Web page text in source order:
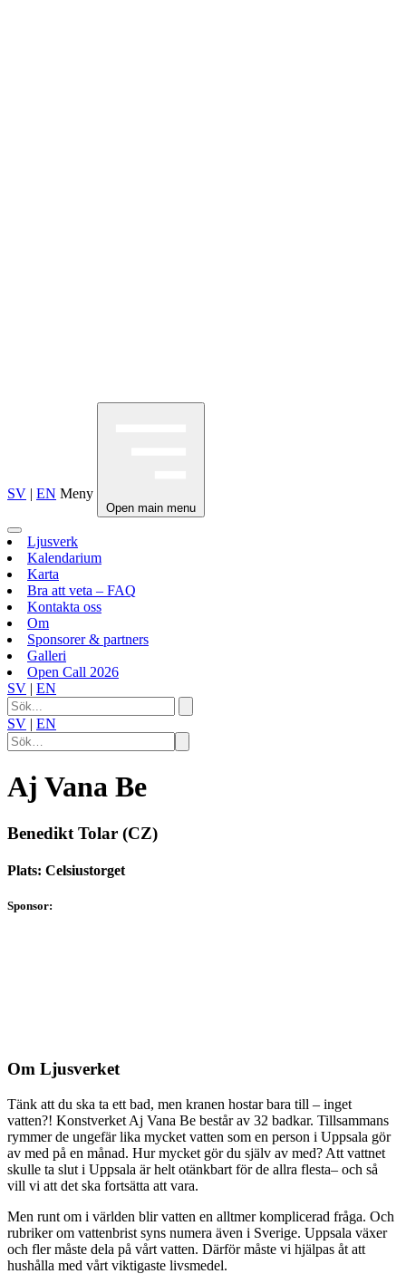
SV | EN Meny
Open main menu
Ljusverk
Kalendarium
Karta
Bra att veta – FAQ
Kontakta oss
Om
Sponsorer & partners
Galleri
Open Call 2026
SV | EN
SV | EN
Aj Vana Be
Benedikt Tolar (CZ)
Plats: Celsiustorget
Sponsor:
Om Ljusverket
Tänk att du ska ta ett bad, men kranen hostar bara till – inget
vatten?! Konstverket Aj Vana Be består av 32 badkar. Tillsammans
rymmer de ungefär lika mycket vatten som en person i Uppsala gör
av med på en månad. Hur mycket gör du själv av med? Att vattnet
skulle ta slut i Uppsala är helt otänkbart för de allra flesta– och så
vill vi att det ska fortsätta att vara.
Men runt om i världen blir vatten en alltmer komplicerad fråga. Och
rubriker om vattenbrist syns numera även i Sverige. Uppsala växer
och fler måste dela på vårt vatten. Därför måste vi hjälpas åt att
hushålla med vårt viktigaste livsmedel.